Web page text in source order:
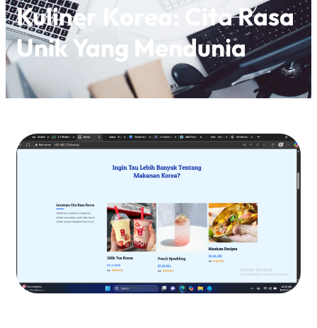
Kuliner Korea: Cita Rasa
Unik Yang Mendunia